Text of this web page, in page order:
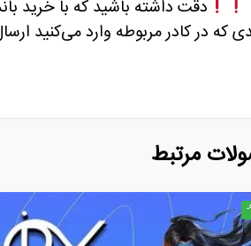
دقت داشته باشید که با خرید
که در کادر مربوطه واردمی‌کنید
مرتبط